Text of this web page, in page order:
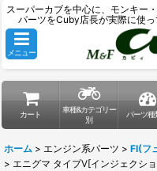
スーパーカブを中心に、モンキー
パーツをCuby店長が実際に使っ
メニュー
カート
車種&カテゴリー
別
パーツ種
ホーム > エンジン系パーツ > FI(フ
> エニグマ タイプV[インジェクシ